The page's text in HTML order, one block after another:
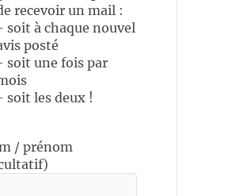
recevoir un mail :
soit à chaque nouvel
posté
soit une fois par
soit les deux !
/ prénom